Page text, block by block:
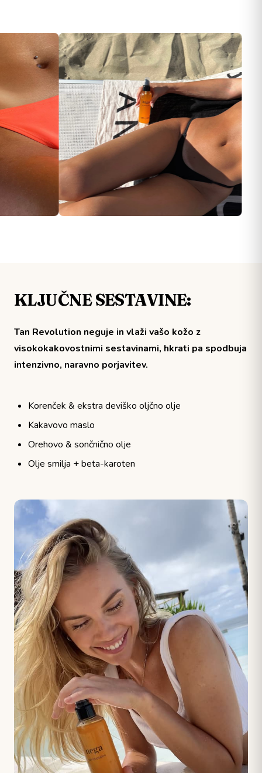
KLJUČNE SESTAVINE:
Tan Revolution neguje in vlaži vašo kožo z
visokokakovostnimi sestavinami, hkrati pa spodbuja
intenzivno, naravno porjavitev.
Korenček & ekstra deviško oljčno olje
Kakavovo maslo
Orehovo & sončnično olje
Olje smilja + beta-karoten